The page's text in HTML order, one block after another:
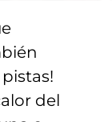
del